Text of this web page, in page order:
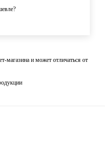
магазина и может отличаться от